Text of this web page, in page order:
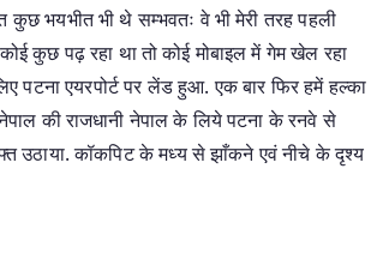
भयभीत भी थे सम्भवतः वे भी मेरी तरह पहली
कुछ पढ़ रहा था तो कोई मोबाइल में गेम खेल रहा
पटना एयरपोर्ट पर लेंड हुआ. एक बार फिर हमें हल्का
की राजधानी नेपाल के लिये पटना के रनवे से
उठाया. कॉकपिट के मध्य से झाँकने एवं नीचे के दृश्य